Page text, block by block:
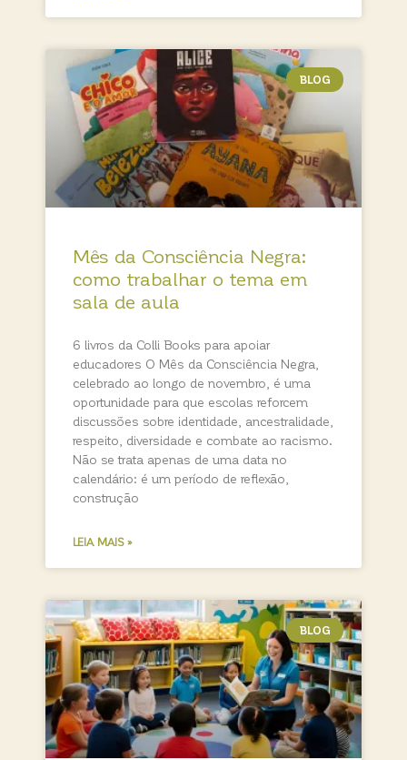
BLOG
Mês da Consciência Negra:
como trabalhar o tema em
sala de aula
6 livros da Colli Books para apoiar
educadores O Mês da Consciência Negra,
celebrado ao longo de novembro, é uma
oportunidade para que escolas reforcem
discussões sobre identidade, ancestralidade,
respeito, diversidade e combate ao racismo.
Não se trata apenas de uma data no
calendário: é um período de reflexão,
construção
LEIA MAIS »
BLOG